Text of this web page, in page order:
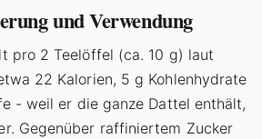
und Verwendung
pro 2 Teelöffel (ca. 10 g) laut
22 Kalorien, 5 g Kohlenhydrate
- weil er die ganze Dattel enthält,
Gegenüber raffiniertem Zucker